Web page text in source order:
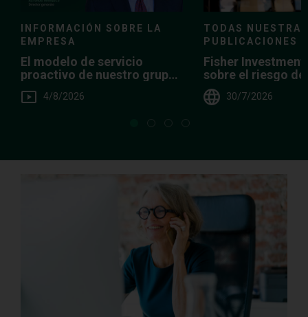
INFORMACIÓN SOBRE LA
EMPRESA
El modelo de servicio
proactivo de nuestro grupo
de clientes particulares
4/8/2026
TODAS NUESTRAS
PUBLICACIONES
Fisher
sobre el riesgo
demasiado
30/7/2026